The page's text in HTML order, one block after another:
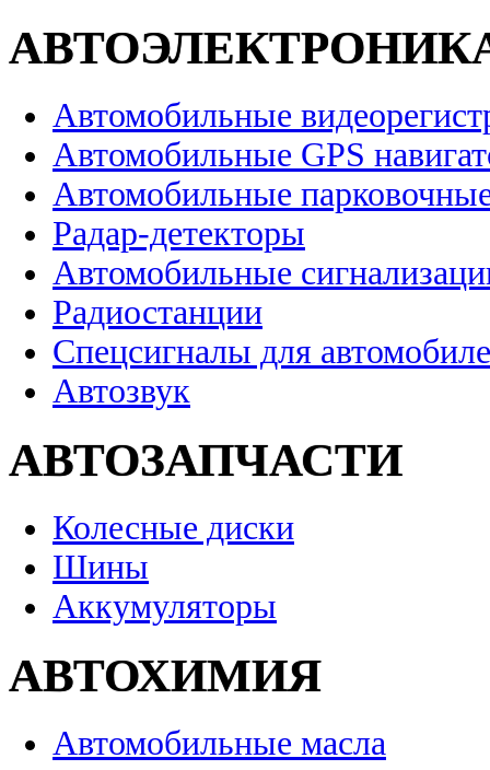
Автомобильные
Автомобильные GPS
Автомобильные
Радар-детекторы
Автомобильные
Радиостанции
Спецсигналы для
Автозвук
АВТОЗАПЧАСТИ
Колесные диски
Шины
Аккумуляторы
АВТОХИМИЯ
Автомобильные масла